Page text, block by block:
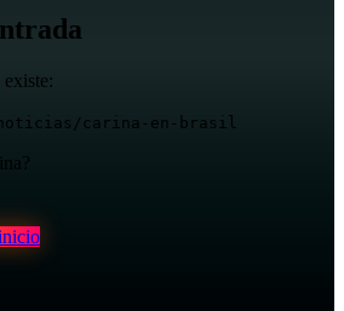
carina-en-brasil